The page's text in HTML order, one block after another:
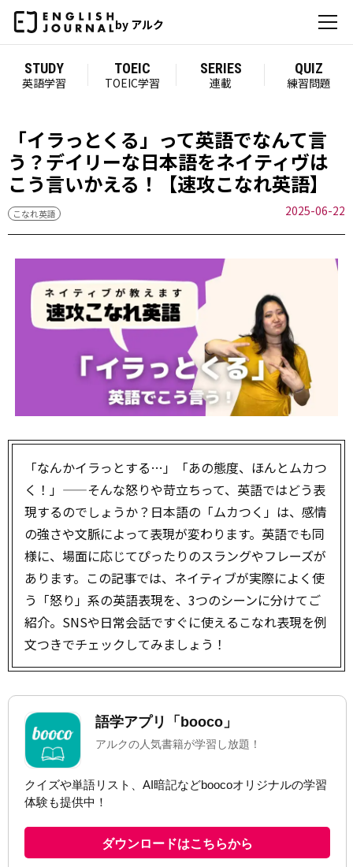
by アルク
STUDY
英語学習
TOEIC
TOEIC学習
SERIES
連載
QUIZ
練習問題
「イラっとくる」って英語でなんて言
う？デイリーな日本語をネイティヴは
こう言いかえる！【速攻こなれ英語】
こなれ英語 2025-06-22
「なんかイラっとする…」「あの態度、ほんとムカつ
く！」——そんな怒りや苛立ちって、英語ではどう表
現するのでしょうか？日本語の「ムカつく」は、感情
の強さや文脈によって表現が変わります。英語でも同
様に、場面に応じてぴったりのスラングやフレーズが
あります。この記事では、ネイティブが実際によく使
う「怒り」系の英語表現を、3つのシーンに分けてご
紹介。SNSや日常会話ですぐに使えるこなれ表現を例
文つきでチェックしてみましょう！